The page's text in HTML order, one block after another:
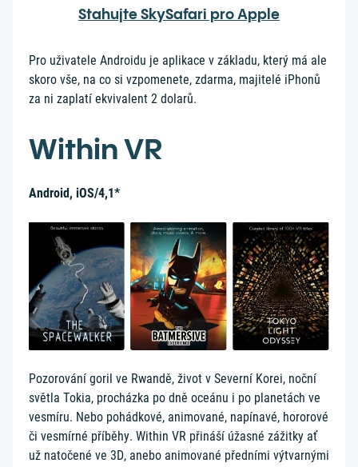
Stahujte SkySafari pro Apple
Pro uživatele Androidu je aplikace v základu, který má ale
skoro vše, na co si vzpomenete, zdarma, majitelé iPhonů
za ni zaplatí ekvivalent 2 dolarů.
Within VR
Android, iOS/4,1*
Pozorování goril ve Rwandě, život v Severní Korei, noční
světla Tokia, procházka po dně oceánu i po planetách ve
vesmíru. Nebo pohádkové, animované, napínavé, hororové
či vesmírné příběhy. Within VR přináší úžasné zážitky ať
už natočené ve 3D, anebo animované předními výtvarnými